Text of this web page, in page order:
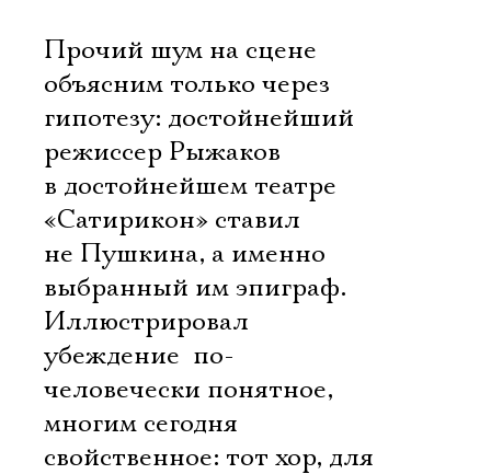
Прочий шум на сцене
объясним только через
гипотезу: достойнейший
режиссер Рыжаков
в достойнейшем театре
«Сатирикон» ставил
не Пушкина, а именно
выбранный им эпиграф.
Иллюстрировал
убеждение  по-
человечески понятное,
многим сегодня
свойственное: тот хор, для